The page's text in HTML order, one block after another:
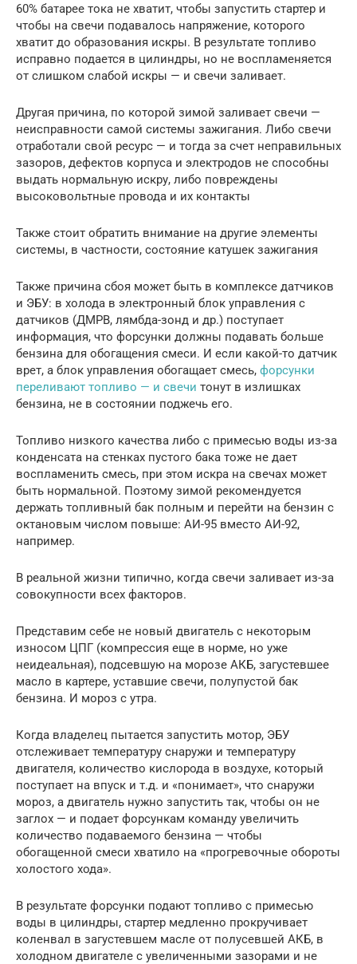
60% батарее тока не хватит, чтобы запустить стартер и
чтобы на свечи подавалось напряжение, которого
хватит до образования искры. В результате топливо
исправно подается в цилиндры, но не воспламеняется
от слишком слабой искры — и свечи заливает.
Другая причина, по которой зимой заливает свечи —
неисправности самой системы зажигания. Либо свечи
отработали свой ресурс — и тогда за счет неправильных
зазоров, дефектов корпуса и электродов не способны
выдать нормальную искру, либо повреждены
высоковольтные провода и их контакты
Также стоит обратить внимание на другие элементы
системы, в частности, состояние катушек зажигания
Также причина сбоя может быть в комплексе датчиков
и ЭБУ: в холода в электронный блок управления с
датчиков (ДМРВ, лямбда-зонд и др.) поступает
информация, что форсунки должны подавать больше
бензина для обогащения смеси. И если какой-то датчик
врет, а блок управления обогащает смесь, форсунки
переливают топливо — и свечи тонут в излишках
бензина, не в состоянии поджечь его.
Топливо низкого качества либо с примесью воды из-за
конденсата на стенках пустого бака тоже не дает
воспламенить смесь, при этом искра на свечах может
быть нормальной. Поэтому зимой рекомендуется
держать топливный бак полным и перейти на бензин с
октановым числом повыше: АИ-95 вместо АИ-92,
например.
В реальной жизни типично, когда свечи заливает из-за
совокупности всех факторов.
Представим себе не новый двигатель с некоторым
износом ЦПГ (компрессия еще в норме, но уже
неидеальная), подсевшую на морозе АКБ, загустевшее
масло в картере, уставшие свечи, полупустой бак
бензина. И мороз с утра.
Когда владелец пытается запустить мотор, ЭБУ
отслеживает температуру снаружи и температуру
двигателя, количество кислорода в воздухе, который
поступает на впуск и т.д. и «понимает», что снаружи
мороз, а двигатель нужно запустить так, чтобы он не
заглох — и подает форсункам команду увеличить
количество подаваемого бензина — чтобы
обогащенной смеси хватило на «прогревочные обороты
холостого хода».
В результате форсунки подают топливо с примесью
воды в цилиндры, стартер медленно прокручивает
коленвал в загустевшем масле от полусевшей АКБ, в
холодном двигателе с увеличенными зазорами и не